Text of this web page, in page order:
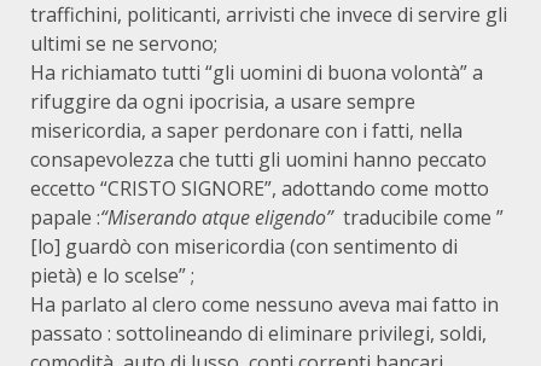
traffichini, politicanti, arrivisti che invece di servire gli
ultimi se ne servono;
Ha richiamato tutti “gli uomini di buona volontà” a
rifuggire da ogni ipocrisia, a usare sempre
misericordia, a saper perdonare con i fatti, nella
consapevolezza che tutti gli uomini hanno peccato
eccetto “CRISTO SIGNORE”, adottando come motto
papale :“Miserando atque eligendo” traducibile come ”
[lo] guardò con misericordia (con sentimento di
pietà) e lo scelse” ;
Ha parlato al clero come nessuno aveva mai fatto in
passato : sottolineando di eliminare privilegi, soldi,